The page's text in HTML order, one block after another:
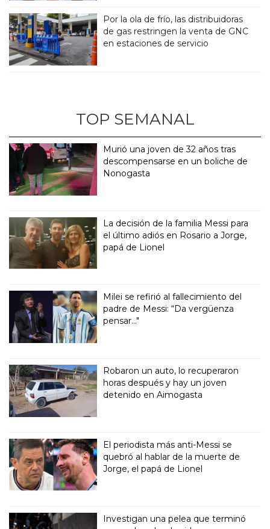
Por la ola de frío, las distribuidoras
de gas restringen la venta de GNC
en estaciones de servicio
TOP SEMANAL
Murió una joven de 32 años tras
descompensarse en un boliche de
Nonogasta
La decisión de la familia Messi para
el último adiós en Rosario a Jorge,
papá de Lionel
Milei se refirió al fallecimiento del
padre de Messi: “Da vergüenza
pensar..."
Robaron un auto, lo recuperaron
horas después y hay un joven
detenido en Aimogasta
El periodista más anti-Messi se
quebró al hablar de la muerte de
Jorge, el papá de Lionel
Investigan una pelea que terminó